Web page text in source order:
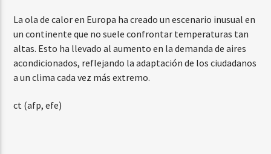
La ola de calor en Europa ha creado un escenario inusual en
un continente que no suele confrontar temperaturas tan
altas. Esto ha llevado al aumento en la demanda de aires
acondicionados, reflejando la adaptación de los ciudadanos
a un clima cada vez más extremo.
ct (afp, efe)